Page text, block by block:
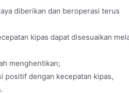
diberikan dan beroperasi terus
kipas dapat disesuaikan
menghentikan;
positif dengan kecepatan kipas,